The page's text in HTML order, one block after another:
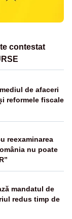
contestat
de afaceri
reformele fiscale
reexaminarea
nu poate
mandatul de
redus timp de